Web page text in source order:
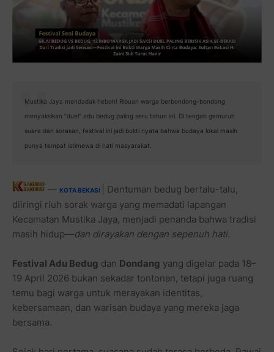
Mustika Jaya mendadak heboh! Ribuan warga berbondong-bondong
menyaksikan “duel” adu bedug paling seru tahun ini. Di tengah gemuruh
suara dan sorakan, festival ini jadi bukti nyata bahwa budaya lokal masih
punya tempat istimewa di hati masyarakat.
— KOTA BEKASI
| Dentuman bedug bertalu-talu,
diiringi riuh sorak warga yang memadati lapangan
Kecamatan Mustika Jaya, menjadi penanda bahwa tradisi
masih hidup—dan dirayakan dengan sepenuh hati.
Festival Adu Bedug dan Dondang yang digelar pada 18–
19 April 2026 bukan sekadar tontonan, tetapi juga ruang
temu bagi warga untuk merayakan identitas,
kebersamaan, dan warisan budaya yang mereka jaga
bersama.